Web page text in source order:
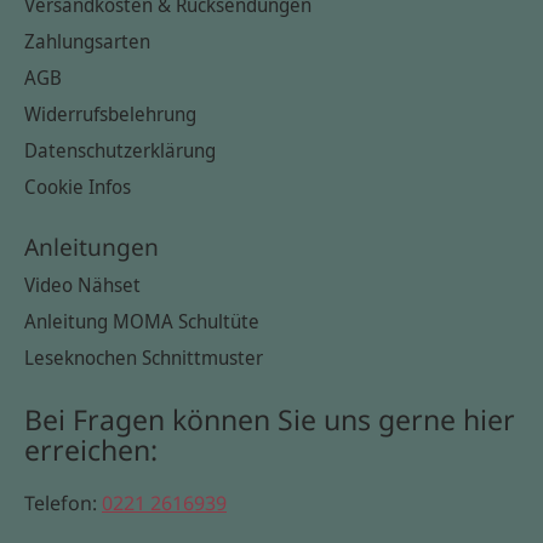
Zahlungsarten
AGB
Widerrufsbelehrung
Datenschutzerklärung
Cookie Infos
Anleitungen
Video Nähset
Anleitung MOMA Schultüte
Leseknochen Schnittmuster
Bei Fragen können Sie uns gerne hier
erreichen:
Telefon: 0221 2616939